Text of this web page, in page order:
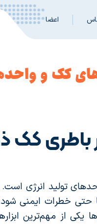
اعضا
کک و
باطری
تولید انرژی
حتی خطرات ایمنی
یکی از مهم‌ترین